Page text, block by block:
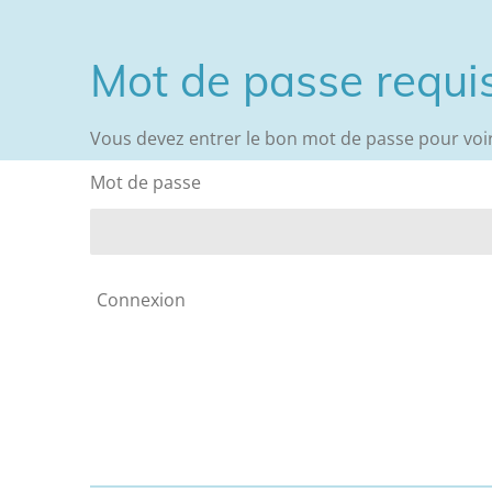
Mot de passe
Vous devez entrer le bon mot de passe pour
Mot de passe
Connexion